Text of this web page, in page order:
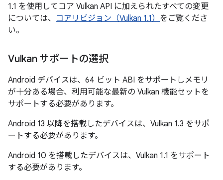
1.1 を使用してコア Vulkan API に加えられたすべての変更
については、 コアリビジョン（Vulkan 1.1） をご覧くださ
い。
Vulkan サポートの選択
Android デバイスは、64 ビット ABI をサポートしメモリ
が十分ある場合、利用可能な最新の Vulkan 機能セットを
サポートする必要があります。
Android 13 以降を搭載したデバイスは、Vulkan 1.3 をサポ
ートする必要があります。
Android 10 を搭載したデバイスは、Vulkan 1.1 をサポート
する必要があります。